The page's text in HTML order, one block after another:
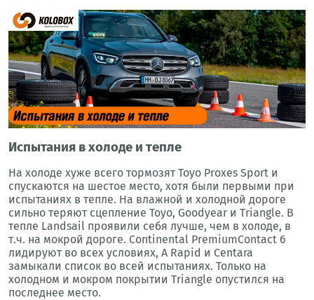
Испытания в холоде и тепле
На холоде хуже всего тормозят Toyo Proxes Sport и
спускаются на шестое место, хотя были первыми при
испытаниях в тепле. На влажной и холодной дороге
сильно теряют сцепление Toyo, Goodyear и Triangle. В
тепле Landsail проявили себя лучше, чем в холоде, в
т.ч. на мокрой дороге. Continental PremiumContact 6
лидируют во всех условиях, А Rapid и Centara
замыкали список во всей испытаниях. Только на
холодном и мокром покрытии Triangle опустился на
последнее место.